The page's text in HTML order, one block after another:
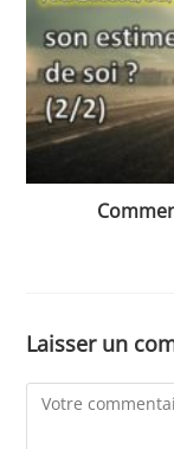
Laisser un
Comment